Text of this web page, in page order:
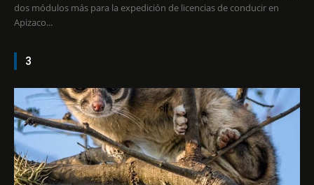
dos módulos más para la expedición de licencias de conducir en
Apizaco...
3